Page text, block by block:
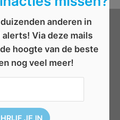
anderen in
Via deze mails
hoogte van de beste
nog veel meer!